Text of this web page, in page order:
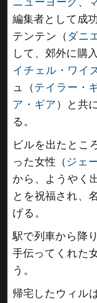
編集者として成
テンテン（ ダニ
して、郊外に購
イチェル・ワイ
ュ（テイラー・
ア・ギア ）と共
る。
ビルを出たとこ
った女性（ ジェ
から、ようやく
とを祝福され、
げる。
駅で列車から降
手伝ってくれた
う。
帰宅したウィル